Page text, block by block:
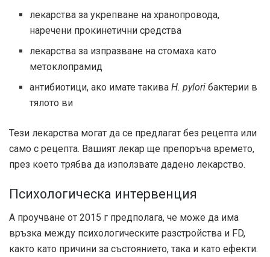
лекарства за укрепване на хранопровода,
наречени прокинетични средства
лекарства за изпразване на стомаха като
метоклопрамид
антибиотици, ако имате такиваH. pylori бактерии в
тялото ви
Тези лекарства могат да се предлагат без рецепта или
само с рецепта. Вашият лекар ще препоръча времето,
през което трябва да използвате дадено лекарство.
Психологическа интервенция
А проучване от 2015 г предполага, че може да има
връзка между психологическите разстройства и FD,
както като причини за състоянието, така и като ефекти.